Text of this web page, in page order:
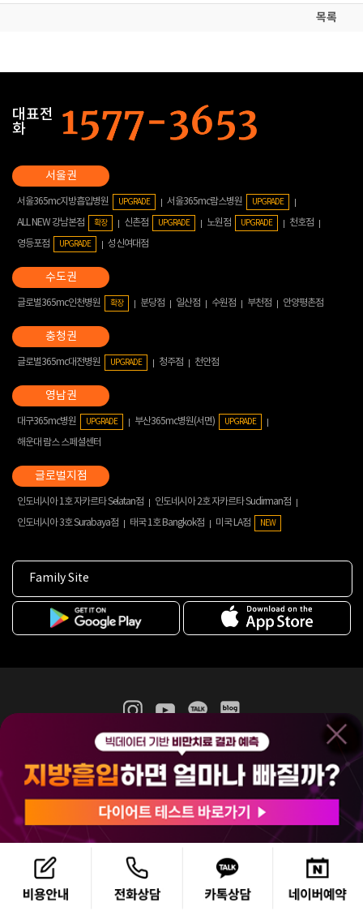
목록
대표전
화
서울365mc지방흡입병원 UPGRADE 서울365mc람스병원 UPGRADE
ALL NEW 강남본점 확장 신촌점 UPGRADE 노원점 UPGRADE
천호점
영등포점
UPGRADE 성신여대점
글로벌365mc인천병원 확장 분당점 일산점 수원점 부천점 안양평촌점
글로벌365mc대전병원 UPGRADE 청주점 천안점
대구365mc병원 UPGRADE 부산365mc병원(서면) UPGRADE
해운대 람스 스페셜센터
인도네시아 1호 자카르타 Selatan점
인도네시아 2호 자카르타 Sudirman점
인도네시아 3호 Surabaya점
태국 1호 Bangkok점 미국 LA점 NEW
Family Site
365mc 병·의원 이용약관
홈페이지 이용약관
비급여진료수가
(주)365mcㅣ서울특별시 서초구 서초대로52길 7, 3~4층(서초동, 제일빌딩)
120-87-04354ㅣ김남철
COPYRIGHT(C) 2025 365mc. ALL RIGHTS RESERVED.